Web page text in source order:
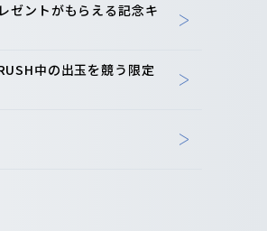
ゼントがもらえる記念キ
中の出玉を競う限定